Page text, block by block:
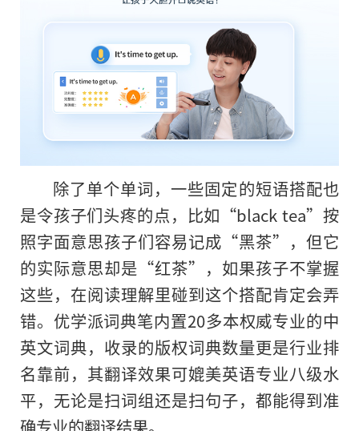
除了单个单词，一些固定的短语搭配也
是令孩子们头疼的点，比如“black tea”按
照字面意思孩子们容易记成“黑茶”，但它
的实际意思却是“红茶”，如果孩子不掌握
这些，在阅读理解里碰到这个搭配肯定会弄
错。优学派词典笔内置20多本权威专业的中
英文词典，收录的版权词典数量更是行业排
名靠前，其翻译效果可媲美英语专业八级水
平，无论是扫词组还是扫句子，都能得到准